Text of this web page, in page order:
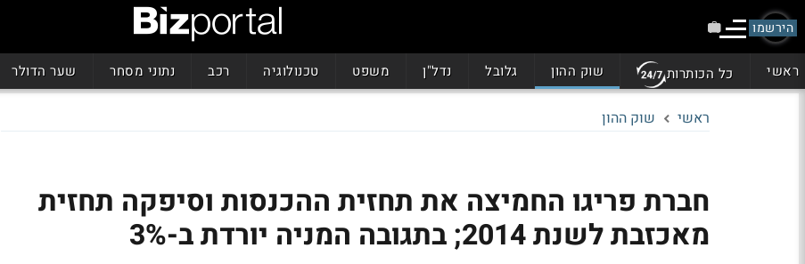
הירשמו
ראשי כל הכותרות שוק ההון גלובל נדל"ן משפט טכנולוגיה רכב נתוני מסחר שער הדולר
ראשי שוק ההון
חברת פריגו החמיצה את תחזית ההכנסות וסיפקה תחזית
מאכזבת לשנת 2014; בתגובה המניה יורדת ב-3%